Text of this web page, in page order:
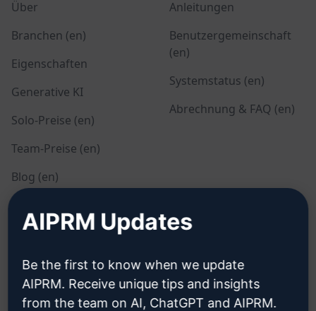
Über
Branchen (en)
Eigenschaften
Generative KI
Solo-Preise (en)
Team-Preise (en)
Blog (en)
Anleitungen
Benutzergemeinschaft
(en)
Systemstatus (en)
Abrechnung & FAQ (en)
RECHTLICHES
Datenschutzbestimmungen
(en)
Richtlinien zur
HERUNTERLADEN
Wie installieren?
Google Chrome
AIPRM Updates
Be the first to know when we update
AIPRM. Receive unique tips and insights
from the team on AI, ChatGPT and AIPRM.